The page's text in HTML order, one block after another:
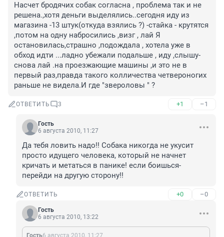
Насчет бродячих собак согласна , проблема так и не
решена.,хотя деньги выделялись..сегодня иду из
магазина -13 штук(откуда взялись ?) -стайка - крутятся
,потом на одну набросились ,визг , лай Я
остановилась,страшно ,подождала , хотела уже в
обход идти ...ладно убежали подальше , иду ,слышу-
снова лай .на проезжающие машины ,и это не в
первый раз,правда такого колличества четвероногих
раньше не видела.И где "звероловы " ?
ОТВЕТИТЬ 3 +1 –1
Гость
6 августа 2010, 11:27
Да тебя ловить надо!! Собака никогда не укусит
просто идущего человека, который не начнет
кричать и метаться в панике! если боишься-
перейди на другую сторону!!
ОТВЕТИТЬ +0 –0
Гость
6 августа 2010, 13:22
Гость6 августа 2010, 11:27